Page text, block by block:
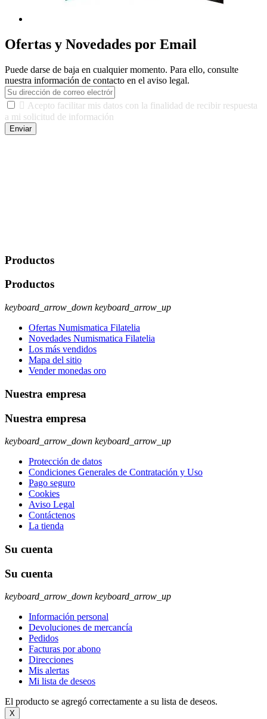
Ofertas y Novedades por Email
Puede darse de baja en cualquier momento. Para ello, consulte
nuestra información de contacto en el aviso legal.
 Acepto facilitar mis datos con la finalidad de recibir respuesta
a mi solicitud de información
Enviar
Productos
Productos
keyboard_arrow_down keyboard_arrow_up
Ofertas Numismatica Filatelia
Novedades Numismatica Filatelia
Los más vendidos
Mapa del sitio
Vender monedas oro
Nuestra empresa
Nuestra empresa
keyboard_arrow_down keyboard_arrow_up
Protección de datos
Condiciones Generales de Contratación y Uso
Pago seguro
Cookies
Aviso Legal
Contáctenos
La tienda
Su cuenta
Su cuenta
keyboard_arrow_down keyboard_arrow_up
Información personal
Devoluciones de mercancía
Pedidos
Facturas por abono
Direcciones
Mis alertas
Mi lista de deseos
El producto se agregó correctamente a su lista de deseos.
X